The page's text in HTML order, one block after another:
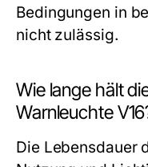
Bedingungen in
nicht zulässig.
Wie lange hält
Warnleuchte
Die Lebensdauer